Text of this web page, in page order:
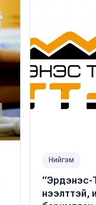
Нийгэм
“Эрдэнэс-
нээлттэй,